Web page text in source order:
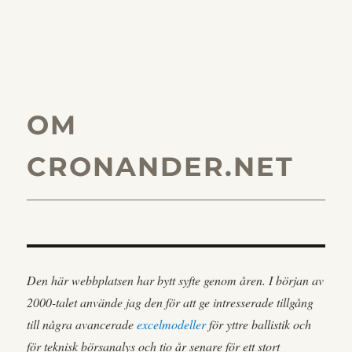
OM
CRONANDER.NET
Den här webbplatsen har bytt syfte genom åren. I början av
2000-talet använde jag den för att ge intresserade tillgång
till några avanceradeexcelmodellerför yttre ballistik och
för teknisk börsanalys och tio år senare för ett stort